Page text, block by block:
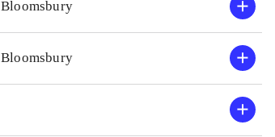
Bloomsbury
Bloomsbury